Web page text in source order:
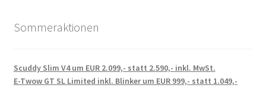
Sommeraktionen
Scuddy Slim V4 um EUR 2.099,- statt 2.590,- inkl. MwSt.
E-Twow GT SL Limited inkl. Blinker um EUR 999,- statt 1.049,-